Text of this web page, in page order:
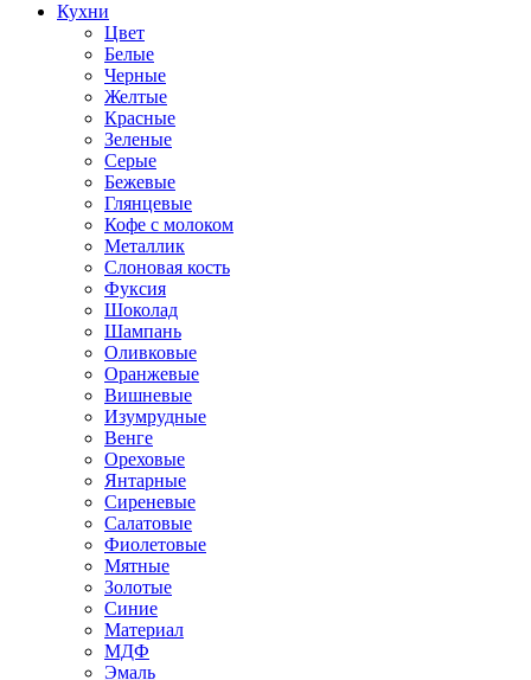
Кухни
Цвет
Белые
Черные
Желтые
Красные
Зеленые
Серые
Бежевые
Глянцевые
Кофе с молоком
Металлик
Слоновая кость
Фуксия
Шоколад
Шампань
Оливковые
Оранжевые
Вишневые
Изумрудные
Венге
Ореховые
Янтарные
Сиреневые
Салатовые
Фиолетовые
Мятные
Золотые
Синие
Материал
МДФ
Эмаль